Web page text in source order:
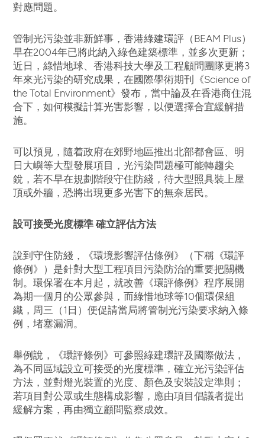
對應問題。
管制光污染並非新鮮事，香港綠建環評（BEAM Plus）
早在2004年已將此納入綠色建築標準，並多次更新；
近日，綠惜地球、香港科技大學及工程顧問團隊更將3
年來光污染的研究成果，在國際學術期刊《Science of
the Total Environment》發布，當中論及在香港商住混
合下，如何模擬計算光害影響，以便選擇合宜緩解措
施。
可以預見，隨着政府在郊野地區推出北部都會區、明
日大嶼等大型發展項目，光污染問題極可能轉趨尖
銳，若不早在規劃階段守住防綫，待大型照具裝上屋
頂或外牆，恐將出現更多光害下的無奈居民。
設可接受光度標準 確立評估方法
說到守住防綫，《環境影響評估條例》（下稱《環評
條例》）是針對大型工程項目污染防治的重要把關機
制。環保署在本月起，就改善《環評條例》程序展開
為期一個月的公眾參與，而綠惜地球等10個環保組
織，周三（1日）便促請當局將管制光污染要求納入條
例，堵塞漏洞。
舉例說，《環評條例》可參照綠建環評及國際做法，
為不同區域設立可接受的光度標準，確立光污染評估
方法，並對燈光裝置的光度、顏色及安裝設定準則；
若項目對公眾或生態構成影響，應由項目倡議者提出
緩解方案，再由獨立顧問監察成效。